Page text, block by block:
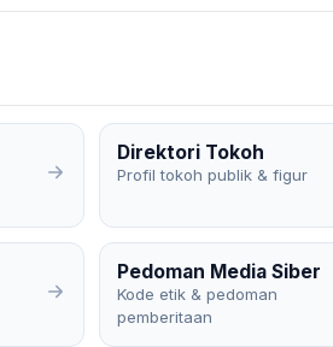
Direktori Tokoh
Profil tokoh publik & figur
Pedoman Media Siber
Kode etik & pedoman
pemberitaan